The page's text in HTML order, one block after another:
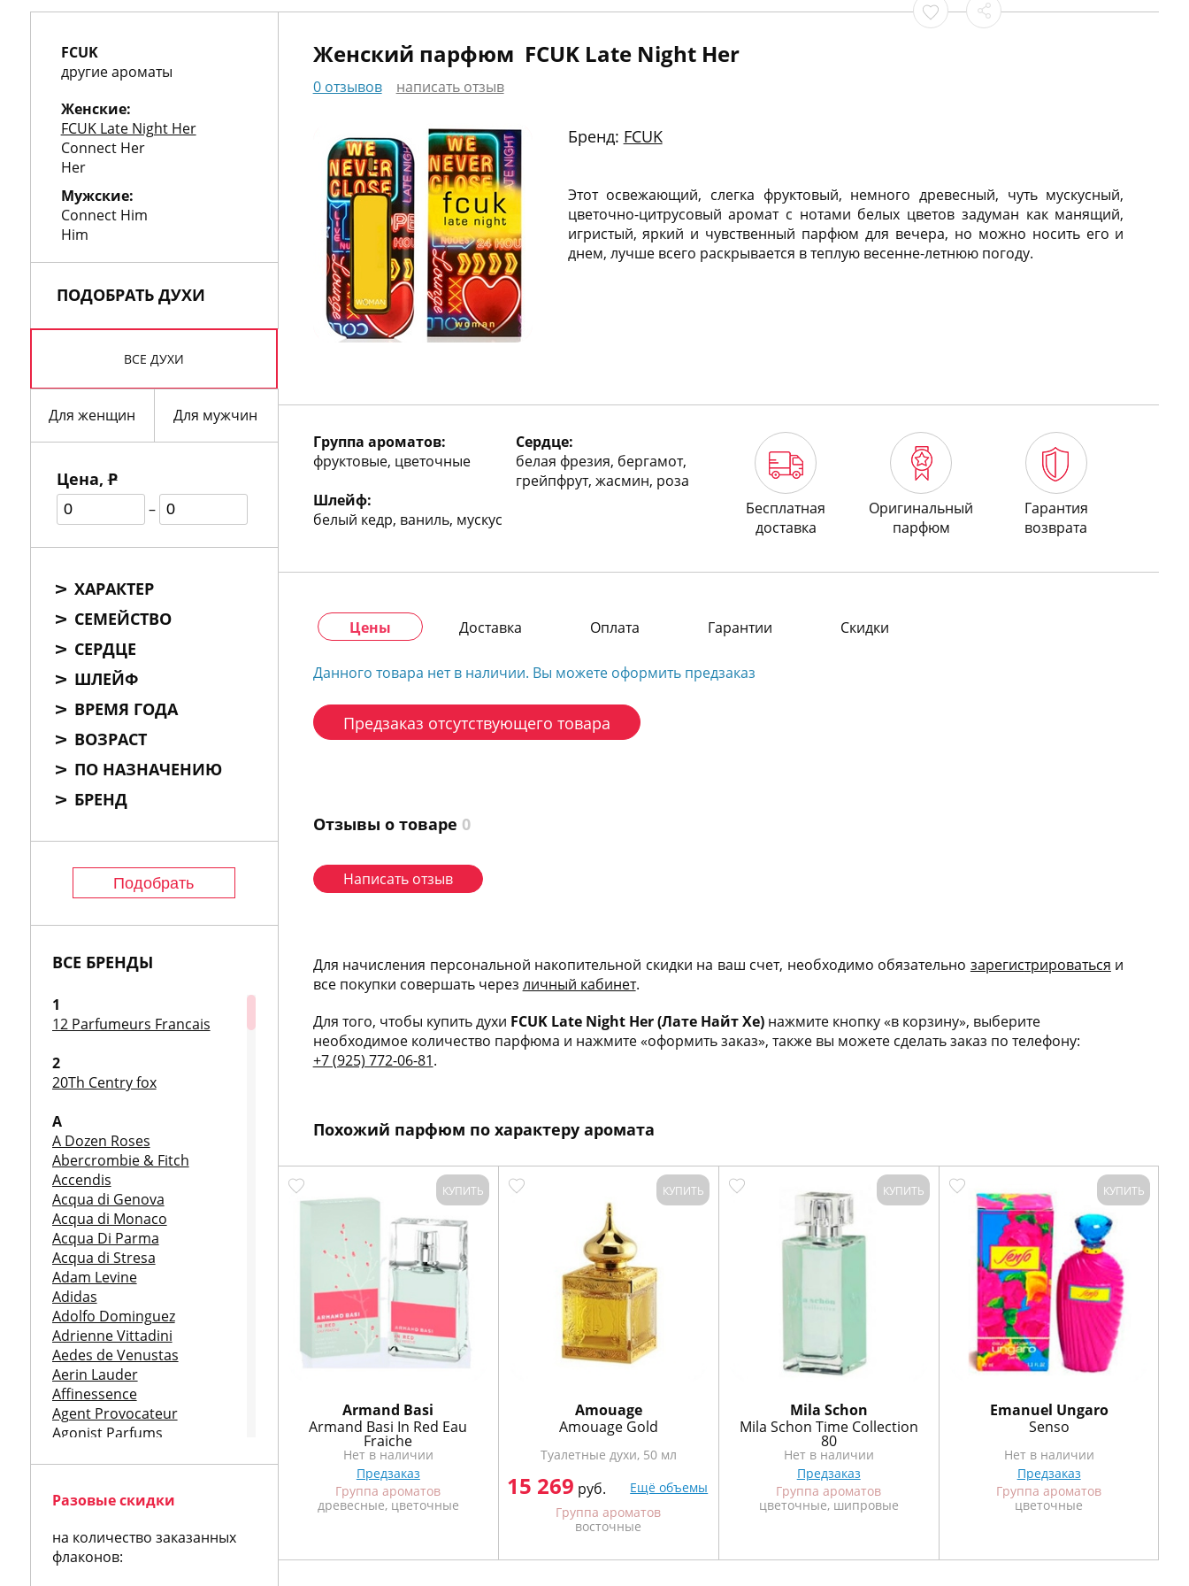
FCUK
другие ароматы
Женские:
FCUK Late Night Her
Connect Her
Her
Мужские:
Connect Him
Him
ПОДОБРАТЬ ДУХИ
ВСЕ ДУХИ
Для женщин Для мужчин
Цена,Р
–
ХАРАКТЕР
СЕМЕЙСТВО
СЕРДЦЕ
ШЛЕЙФ
ВРЕМЯ ГОДА
ВОЗРАСТ
ПО НАЗНАЧЕНИЮ
БРЕНД
ВСЕ БРЕНДЫ
1
12 Parfumeurs Francais
2
20Th Centry fox
A
A Dozen Roses
Abercrombie & Fitch
Accendis
Acqua di Genova
Acqua di Monaco
Acqua Di Parma
Acqua di Stresa
Adam Levine
Adidas
Adolfo Dominguez
Adrienne Vittadini
Aedes de Venustas
Aerin Lauder
Affinessence
Agent Provocateur
Agonist Parfums
Ajmal
Al Hamatt
Al Jazeera
Alain Delon
Albert Nipon
Разовые скидки
на количество заказанных
флаконов:
Женский парфюм FCUK Late Night Her
0 отзывов написать отзыв
Бренд: FCUK
Этот освежающий, слегка фруктовый, немного древесный, чуть мускусный,
цветочно-цитрусовый аромат с нотами белых цветов задуман как манящий,
игристый, яркий и чувственный парфюм для вечера, но можно носить его и
днем, лучше всего раскрывается в теплую весенне-летнюю погоду.
Группа ароматов:
фруктовые, цветочные
Сердце:
белая фрезия, бергамот,
грейпфрут, жасмин, роза
Шлейф:
белый кедр, ваниль, мускус
Бесплатная
доставка
Оригинальный
парфюм
Гарантия
возврата
Цены Доставка Оплата Гарантии Скидки
Данного товара нет в наличии. Вы можете оформить предзаказ
Предзаказ отсутствующего товара
Отзывы о товаре 0
Написать отзыв
Для начисления персональной накопительной скидки на ваш счет, необходимо обязательно зарегистрироваться и
все покупки совершать через личный кабинет.
Для того, чтобы купить духи FCUK Late Night Her (Лате Найт Хе)нажмите кнопку «в корзину», выберите
необходимое количество парфюма и нажмите «оформить заказ», также вы можете сделать заказ по телефону:
+7 (925) 772-06-81.
Похожий парфюм по характеру аромата
Ajmal
Ajmal Ravish
фруктовые, цветочные
КУПИТЬ
Armand Basi
Armand Basi In Red Eau
Fraiche
Нет в наличии
Предзаказ
Группа ароматов
древесные, цветочные
КУПИТЬ
Amouage
Amouage Gold
Туалетные духи, 50 мл
15 269 руб.
Ещё объемы
Группа ароматов
восточные
КУПИТЬ
Mila Schon
Mila Schon Time Collection
80
Нет в наличии
Предзаказ
Группа ароматов
цветочные, шипровые
КУПИТЬ
Emanuel Ungaro
Senso
Нет в наличии
Предзаказ
Группа ароматов
цветочные
Гарантии
клиентам
Доставка
и
оплата
Контакты
вс.
20:00
(495)
06
81